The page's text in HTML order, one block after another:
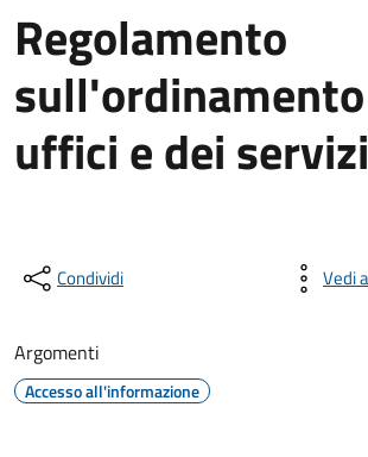
Regolamento
uffici e dei servizi
Condividi Vedi
Argomenti
Accesso all'informazione